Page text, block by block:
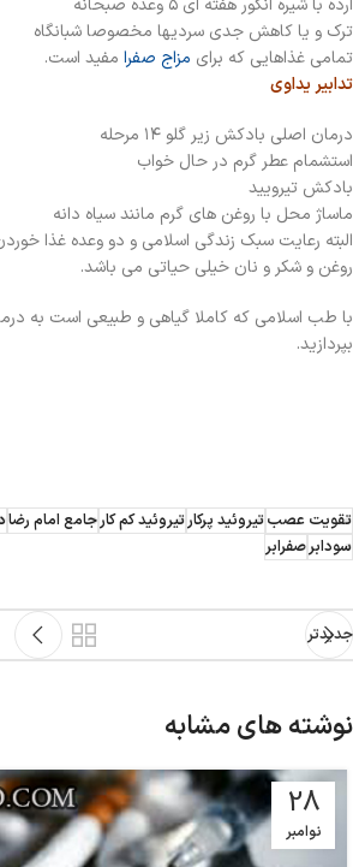
ارده با شیره انگور هفته ای ۵ وعده صبحانه
ترک و یا کاهش جدی سردیها مخصوصا شبانگاه
تمامی غذاهایی که برای مزاج صفرا مفید است.
تدابیر یداوی
درمان اصلی بادکش زیر گلو ۱۴ مرحله
استشمام عطر گرم در حال خواب
بادکش تیرویید
ماساژ محل با روغن های گرم مانند سیاه دانه
البته رعایت سبک زندگی اسلامی و دو وعده غذا
روغن و شکر و نان خیلی حیاتی می باشد.
با طب اسلامی که کاملا گیاهی و طبیعی است به
بپردازید.
تقویت عصبتیروئید پرکار تیروئید کم کار جامع امام رضا
سودابر صفرابر
جدیدتر
نوشته های مشابه
28
نوامبر